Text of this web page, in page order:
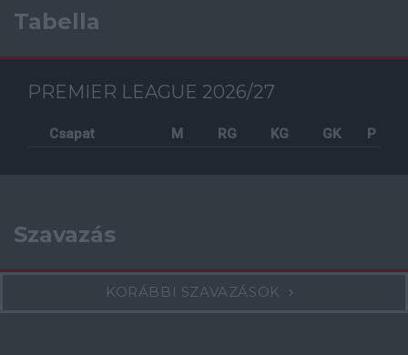
Tabella
PREMIER LEAGUE 2026/27
Csapat M RG KG GK P
Szavazás
KORÁBBI SZAVAZÁSOK